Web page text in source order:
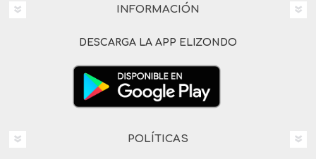
INFORMACIÓN
DESCARGA LA APP ELIZONDO
POLÍTICAS